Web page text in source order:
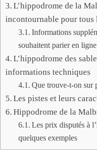
L’hippodrome de la
incontournable pour tous
Informations
souhaitent parier en ligne
L’hippodrome des
informations techniques
Que trouve-t-on sur
Les pistes et leurs
Hippodrome de la
Les prix disputés à
quelques exemples